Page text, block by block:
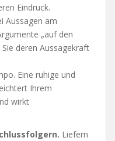
Eindruck.
Aussagen am
„auf den
deren Aussagekraft
Eine ruhige und
Ihrem
wirkt
Liefern